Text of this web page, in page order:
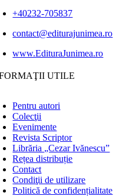
+40232-705837
contact@editurajunimea.ro
www.EdituraJunimea.ro
UTILE
Pentru autori
Colecţii
Evenimente
Revista Scriptor
Librăria „Cezar Ivănescu”
Rețea distribuție
Contact
Condiţii de utilizare
Politică de confidențialitate